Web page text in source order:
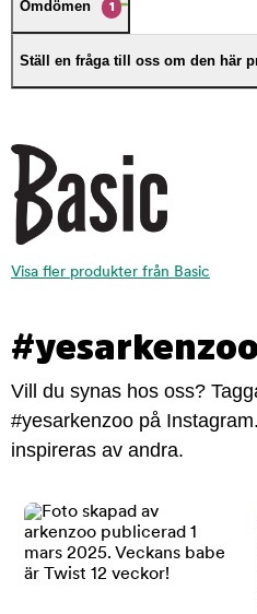
Omdömen 1
Ställ en fråga till oss om den här
Visa fler produkter från Basic
#yesarkenzoo
Vill du synas hos oss?
#yesarkenzoo på
inspireras av andra.